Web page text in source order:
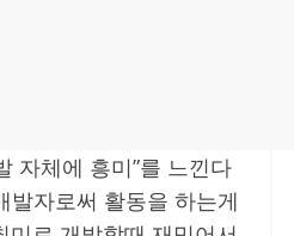
자체에 흥미”를 느낀다
발자로써 활동을 하는게